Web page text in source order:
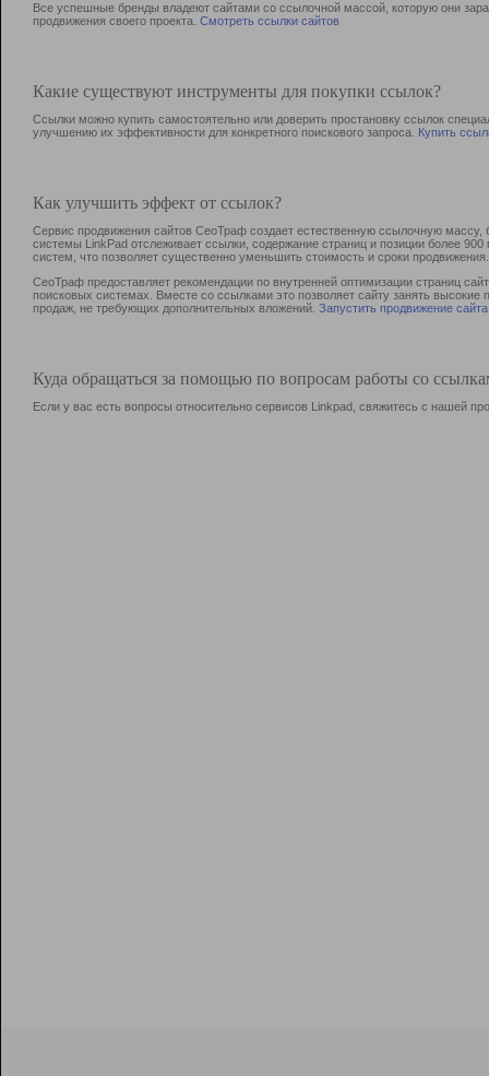
Все успешные бренды владеют сайтами со ссылочной массой, которую они
продвижения своего проекта. Смотреть ссылки сайтов
Какие существуют инструменты для покупки ссылок?
Ссылки можно купить самостоятельно или доверить простановку ссылок
улучшению их эффективности для конкретного поискового запроса. Купить
Как улучшить эффект от ссылок?
Сервис продвижения сайтов СеоТраф создает естественную ссылочную
системы LinkPad отслеживает ссылки, содержание страниц и позиции более
систем, что позволяет существенно уменьшить стоимость и сроки продвижения.
СеоТраф предоставляет рекомендации по внутренней оптимизации страниц
поисковых системах. Вместе со ссылками это позволяет сайту занять
продаж, не требующих дополнительных вложений. Запустить продвижение сайта
Куда обращаться за помощью по вопросам работы со
Если у вас есть вопросы относительно сервисов Linkpad, свяжитесь с нашей